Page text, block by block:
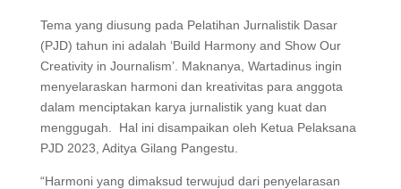
Tema yang diusung pada Pelatihan Jurnalistik Dasar
(PJD) tahun ini adalah ‘Build Harmony and Show Our
Creativity in Journalism’. Maknanya, Wartadinus ingin
menyelaraskan harmoni dan kreativitas para anggota
dalam menciptakan karya jurnalistik yang kuat dan
menggugah. Hal ini disampaikan oleh Ketua Pelaksana
PJD 2023, Aditya Gilang Pangestu.
“Harmoni yang dimaksud terwujud dari penyelarasan